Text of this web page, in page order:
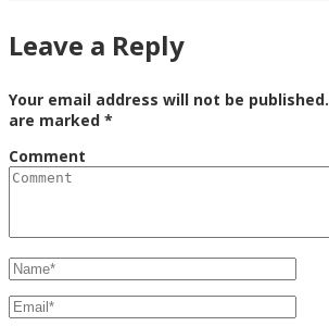
Leave a Reply
Your email address will not be published.
are marked *
Comment